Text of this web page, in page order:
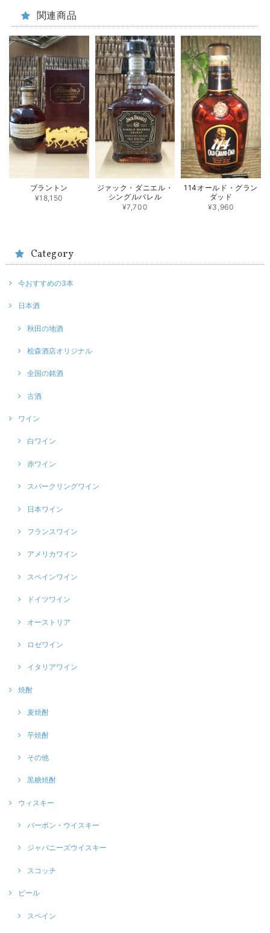
関連商品
ブラントン
¥18,150
ジァック・ダニエル・
シングルバレル
¥7,700
114オールド・グラン
ダッド
¥3,960
Category
今おすすめの3本
日本酒
秋田の地酒
桧森酒店オリジナル
全国の銘酒
古酒
ワイン
白ワイン
赤ワイン
スパークリングワイン
日本ワイン
フランスワイン
アメリカワイン
スペインワイン
ドイツワイン
オーストリア
ロゼワイン
イタリアワイン
焼酎
麦焼酎
芋焼酎
その他
黒糖焼酎
ウィスキー
バーボン・ウイスキー
ジャパニーズウイスキー
スコッチ
ビール
スペイン